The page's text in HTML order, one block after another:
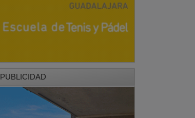
PUBLICIDAD